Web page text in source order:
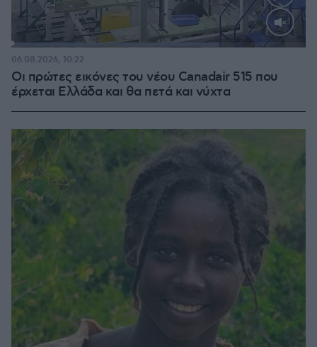
Loaded:
Οι πρώτες εικόνες του νέου Canadair 515 που
έρχεται Ελλάδα και θα πετά και νύχτα
06.08.2026, 10:22